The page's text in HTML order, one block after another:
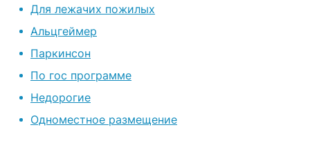
Для лежачих пожилых
Альцгеймер
Паркинсон
По гос программе
Недорогие
Одноместное размещение